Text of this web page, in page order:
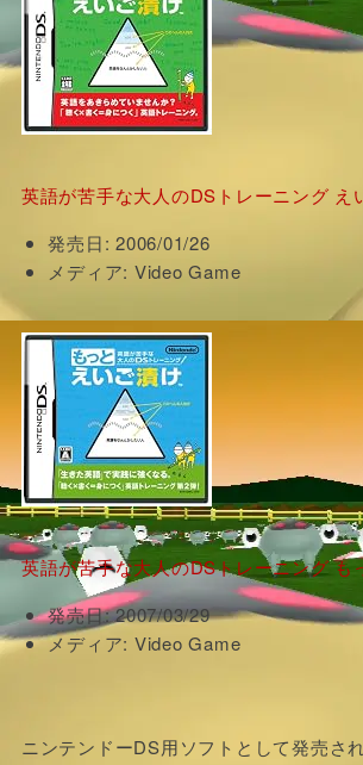
英語が苦手な大人のDSトレーニング え
発売日: 2006/01/26
メディア: Video Game
英語が苦手な大人のDSトレーニング も
発売日:2007/03/29
メディア: Video Game
ニンテンドーDS用ソフトとして発売さ